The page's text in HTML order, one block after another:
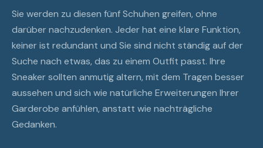
Sie werden zu diesen fünf Schuhen greifen, ohne
darüber nachzudenken. Jeder hat eine klare Funktion,
keiner ist redundant und Sie sind nicht ständig auf der
Suche nach etwas, das zu einem Outfit passt. Ihre
Sneaker sollten anmutig altern, mit dem Tragen besser
aussehen und sich wie natürliche Erweiterungen Ihrer
Garderobe anfühlen, anstatt wie nachträgliche
Gedanken.